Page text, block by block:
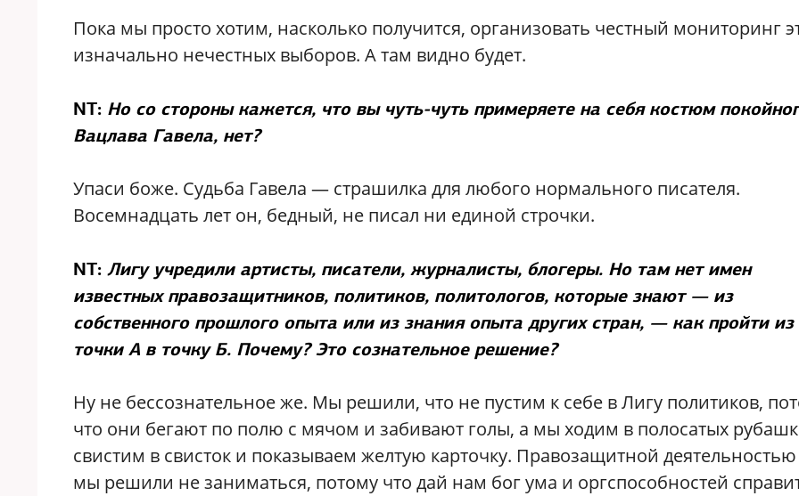
Пока мы просто хотим, насколько получится, организовать честный мониторинг
изначально нечестных выборов. А там видно будет.
NT: Но со стороны кажется, что вы чуть-чуть примеряете на себя костюм
Вацлава Гавела, нет?
Упаси боже. Судьба Гавела — страшилка для любого нормального писателя.
Восемнадцать лет он, бедный, не писал ни единой строчки.
NT: Лигу учредили артисты, писатели, журналисты, блогеры. Но там нет имен
известных правозащитников, политиков, политологов, которые знают — из
собственного прошлого опыта или из знания опыта других стран, — как пройти из
точки А в точку Б. Почему? Это сознательное решение?
Ну не бессознательное же. Мы решили, что не пустим к себе в Лигу политиков,
что они бегают по полю с мячом и забивают голы, а мы ходим в полосатых
свистим в свисток и показываем желтую карточку. Правозащитной
мы решили не заниматься, потому что дай нам бог ума и оргспособностей